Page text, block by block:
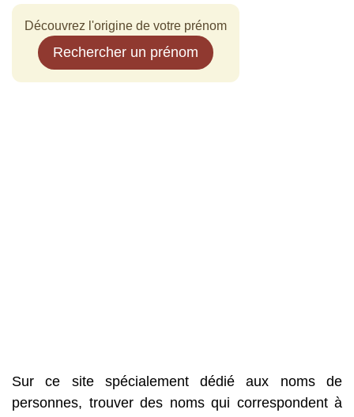
Découvrez l'origine de votre prénom
Rechercher un prénom
Sur ce site spécialement dédié aux noms de
personnes, trouver des noms qui correspondent à